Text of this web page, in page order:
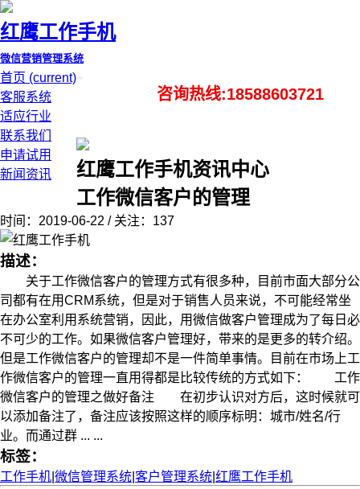
红鹰工作手机
微信营销管理系统
首页 (current)
客服系统
适应行业
联系我们
申请试用
新闻资讯
咨询热线:18588603721
红鹰工作手机资讯中心
工作微信客户的管理
时间：2019-06-22 / 关注：137
描述：
关于工作微信客户的管理方式有很多种，目前市面大部分公
司都有在用CRM系统，但是对于销售人员来说，不可能经常坐
在办公室利用系统营销，因此，用微信做客户管理成为了每日必
不可少的工作。如果微信客户管理好，带来的是更多的转介绍。
但是工作微信客户的管理却不是一件简单事情。目前在市场上工
作微信客户的管理一直用得都是比较传统的方式如下： 工作
微信客户的管理之做好备注 在初步认识对方后，这时候就可
以添加备注了，备注应该按照这样的顺序标明：城市/姓名/行
业。而通过群 ... ...
标签：
工作手机 微信管理系统 客户管理系统 红鹰工作手机